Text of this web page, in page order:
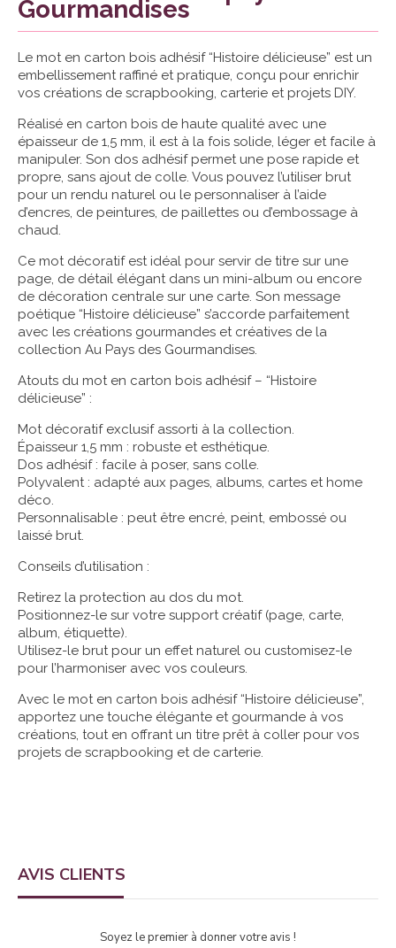
Gourmandises
Le mot en carton bois adhésif “Histoire délicieuse” est un
embellissement raffiné et pratique, conçu pour enrichir
vos créations de scrapbooking, carterie et projets DIY.
Réalisé en carton bois de haute qualité avec une
épaisseur de 1,5 mm, il est à la fois solide, léger et facile à
manipuler. Son dos adhésif permet une pose rapide et
propre, sans ajout de colle. Vous pouvez l’utiliser brut
pour un rendu naturel ou le personnaliser à l’aide
d’encres, de peintures, de paillettes ou d’embossage à
chaud.
Ce mot décoratif est idéal pour servir de titre sur une
page, de détail élégant dans un mini-album ou encore
de décoration centrale sur une carte. Son message
poétique “Histoire délicieuse” s’accorde parfaitement
avec les créations gourmandes et créatives de la
collection Au Pays des Gourmandises.
Atouts du mot en carton bois adhésif – “Histoire
délicieuse” :
Mot décoratif exclusif assorti à la collection.
Épaisseur 1,5 mm : robuste et esthétique.
Dos adhésif : facile à poser, sans colle.
Polyvalent : adapté aux pages, albums, cartes et home
déco.
Personnalisable : peut être encré, peint, embossé ou
laissé brut.
Conseils d’utilisation :
Retirez la protection au dos du mot.
Positionnez-le sur votre support créatif (page, carte,
album, étiquette).
Utilisez-le brut pour un effet naturel ou customisez-le
pour l’harmoniser avec vos couleurs.
Avec le mot en carton bois adhésif “Histoire délicieuse”,
apportez une touche élégante et gourmande à vos
créations, tout en offrant un titre prêt à coller pour vos
projets de scrapbooking et de carterie.
AVIS CLIENTS
Soyez le premier à donner votre avis !